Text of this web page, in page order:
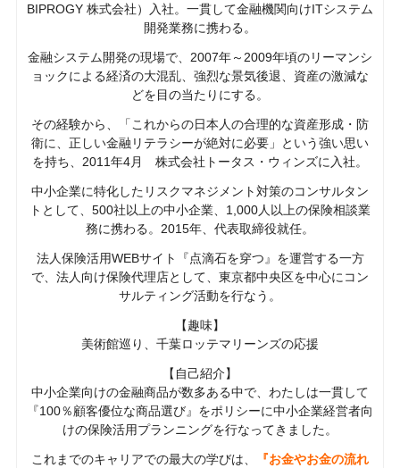
BIPROGY 株式会社）入社。一貫して金融機関向けITシステム
開発業務に携わる。
金融システム開発の現場で、2007年～2009年頃のリーマンシ
ョックによる経済の大混乱、強烈な景気後退、資産の激減な
どを目の当たりにする。
その経験から、「これからの日本人の合理的な資産形成・防
衛に、正しい金融リテラシーが絶対に必要」という強い思い
を持ち、2011年4月 株式会社トータス・ウィンズに入社。
中小企業に特化したリスクマネジメント対策のコンサルタン
トとして、500社以上の中小企業、1,000人以上の保険相談業
務に携わる。2015年、代表取締役就任。
法人保険活用WEBサイト『点滴石を穿つ』を運営する一方
で、法人向け保険代理店として、東京都中央区を中心にコン
サルティング活動を行なう。
【趣味】
美術館巡り、千葉ロッテマリーンズの応援
【自己紹介】
中小企業向けの金融商品が数多ある中で、わたしは一貫して
『100％顧客優位な商品選び』をポリシーに中小企業経営者向
けの保険活用プランニングを行なってきました。
これまでのキャリアでの最大の学びは、 『お金やお金の流れ